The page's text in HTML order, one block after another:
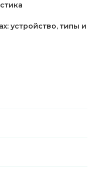
устройство, типы и